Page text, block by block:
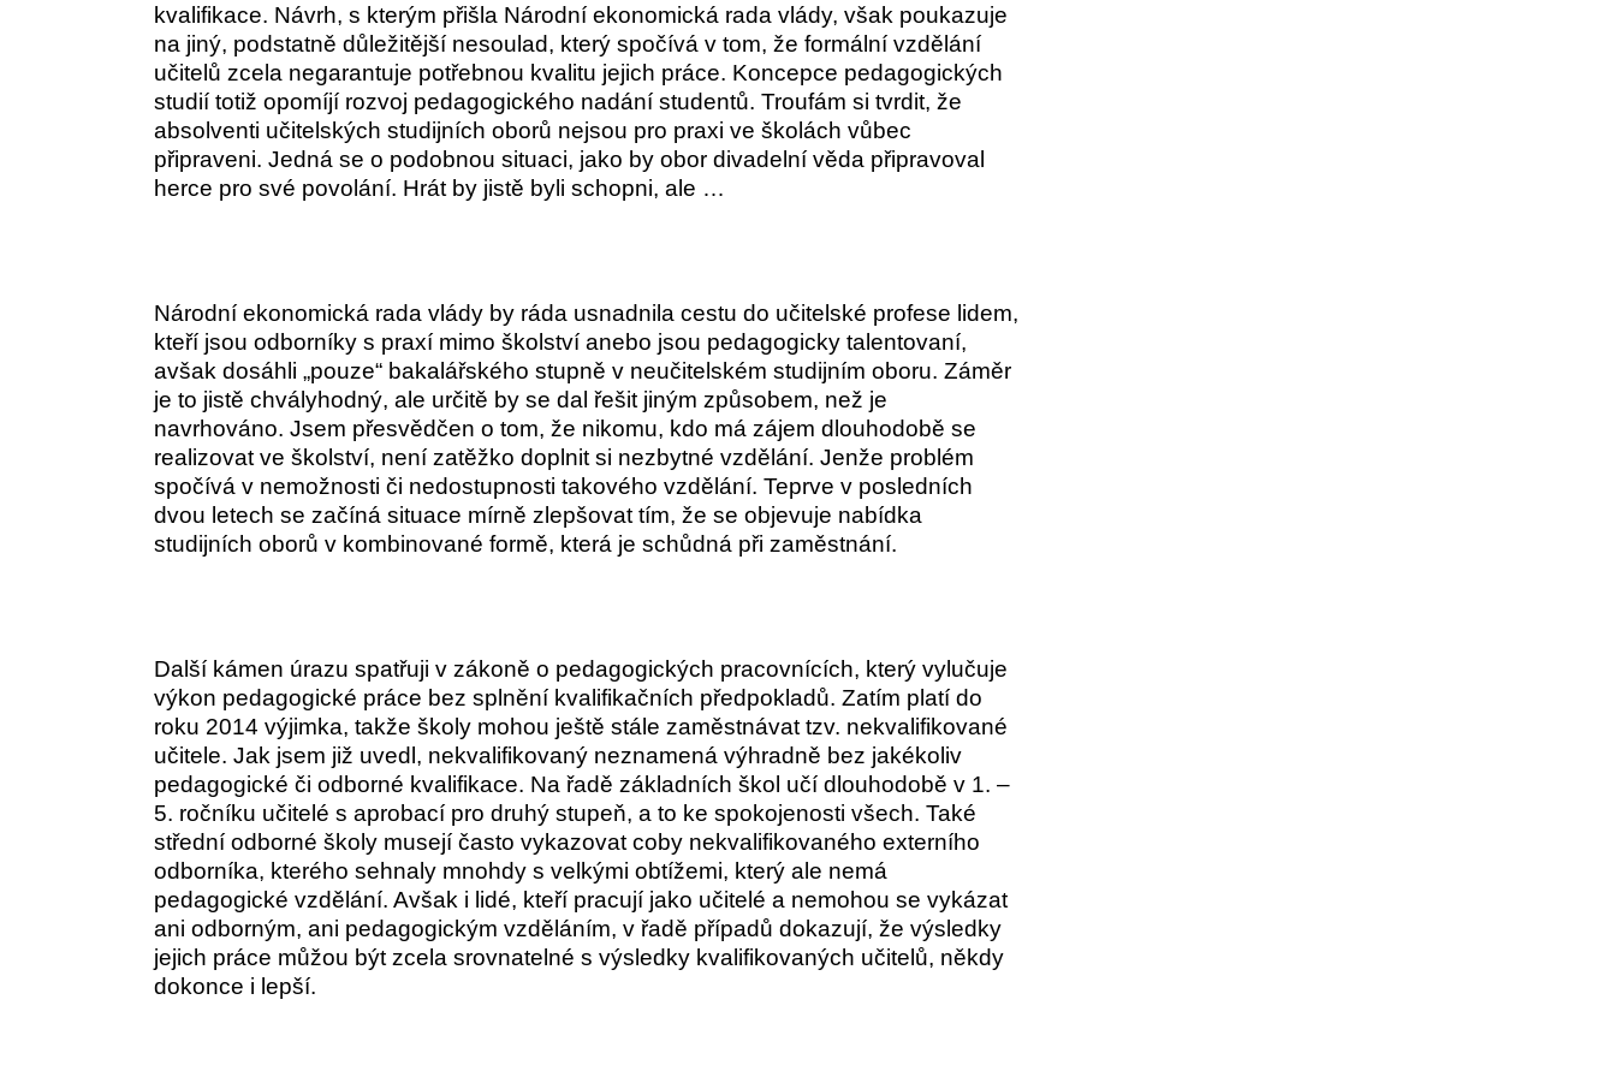
kvalifikace. Návrh, s kterým přišla Národní ekonomická rada vlády, však poukazuje
na jiný, podstatně důležitější nesoulad, který spočívá v tom, že formální vzdělání
učitelů zcela negarantuje potřebnou kvalitu jejich práce. Koncepce pedagogických
studií totiž opomíjí rozvoj pedagogického nadání studentů. Troufám si tvrdit, že
absolventi učitelských studijních oborů nejsou pro praxi ve školách vůbec
připraveni. Jedná se o podobnou situaci, jako by obor divadelní věda připravoval
herce pro své povolání. Hrát by jistě byli schopni, ale …
Národní ekonomická rada vlády by ráda usnadnila cestu do učitelské profese lidem,
kteří jsou odborníky s praxí mimo školství anebo jsou pedagogicky talentovaní,
avšak dosáhli „pouze“ bakalářského stupně v neučitelském studijním oboru. Záměr
je to jistě chvályhodný, ale určitě by se dal řešit jiným způsobem, než je
navrhováno. Jsem přesvědčen o tom, že nikomu, kdo má zájem dlouhodobě se
realizovat ve školství, není zatěžko doplnit si nezbytné vzdělání. Jenže problém
spočívá v nemožnosti či nedostupnosti takového vzdělání. Teprve v posledních
dvou letech se začíná situace mírně zlepšovat tím, že se objevuje nabídka
studijních oborů v kombinované formě, která je schůdná při zaměstnání.
Další kámen úrazu spatřuji v zákoně o pedagogických pracovnících, který vylučuje
výkon pedagogické práce bez splnění kvalifikačních předpokladů. Zatím platí do
roku 2014 výjimka, takže školy mohou ještě stále zaměstnávat tzv. nekvalifikované
učitele. Jak jsem již uvedl, nekvalifikovaný neznamená výhradně bez jakékoliv
pedagogické či odborné kvalifikace. Na řadě základních škol učí dlouhodobě v 1. –
5. ročníku učitelé s aprobací pro druhý stupeň, a to ke spokojenosti všech. Také
střední odborné školy musejí často vykazovat coby nekvalifikovaného externího
odborníka, kterého sehnaly mnohdy s velkými obtížemi, který ale nemá
pedagogické vzdělání. Avšak i lidé, kteří pracují jako učitelé a nemohou se vykázat
ani odborným, ani pedagogickým vzděláním, v řadě případů dokazují, že výsledky
jejich práce můžou být zcela srovnatelné s výsledky kvalifikovaných učitelů, někdy
dokonce i lepší.